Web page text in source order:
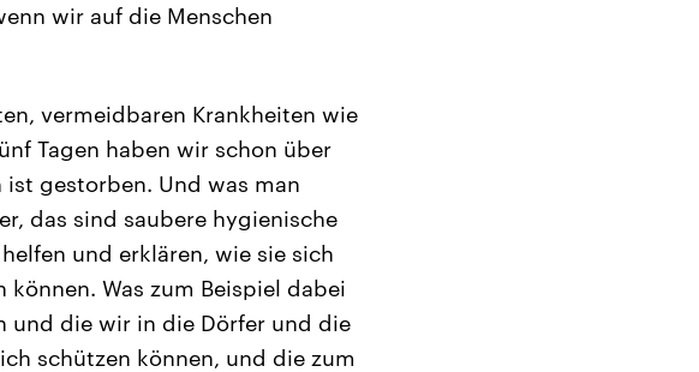
wir auf die Menschen
vermeidbaren Krankheiten wie
Tagen haben wir schon über
ist gestorben. Und was man
das sind saubere hygienische
und erklären, wie sie sich
Was zum Beispiel dabei
und die wir in die Dörfer und die
schützen können, und die zum